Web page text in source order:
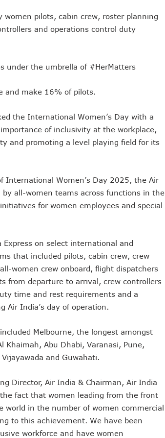
women pilots, cabin crew, roster planning
and operations control duty
under the umbrella of #HerMatters
and make 16% of pilots.
the International Women’s Day with a
of inclusivity at the workplace,
and promoting a level playing field for its
Women’s Day 2025, the Air
all-women teams across functions in the
for women employees and special
on select international and
that included pilots, cabin crew, crew
women crew onboard, flight dispatchers
from departure to arrival, crew controllers
time and rest requirements and a
Air India’s day of operation.
Melbourne, the longest amongst
Khaimah, Abu Dhabi, Varanasi, Pune,
and Guwahati.
Director, Air India & Chairman, Air India
fact that women leading from the front
in the number of women commercial
to this achievement. We have been
workforce and have women